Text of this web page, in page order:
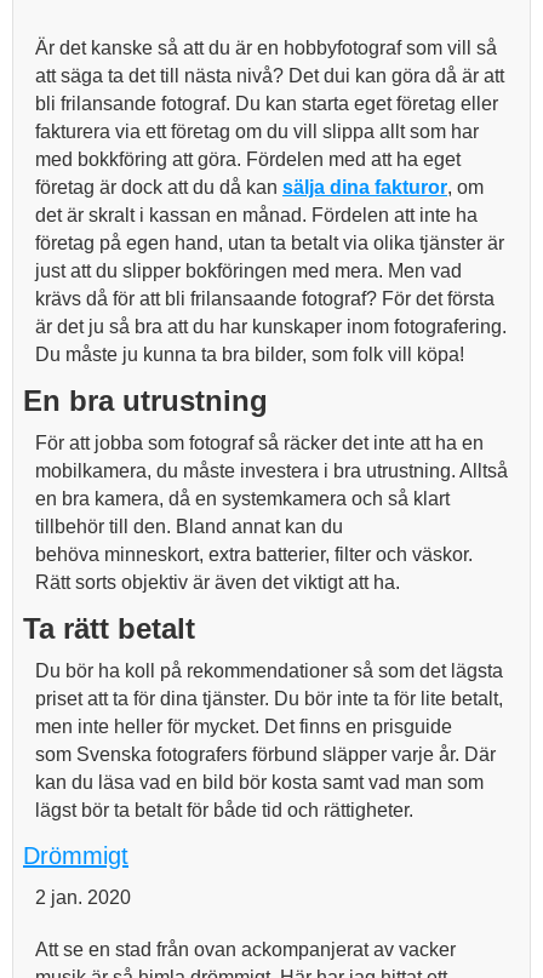
Är det kanske så att du är en hobbyfotograf som vill så
att säga ta det till nästa nivå? Det dui kan göra då är att
bli frilansande fotograf. Du kan starta eget företag eller
fakturera via ett företag om du vill slippa allt som har
med bokkföring att göra. Fördelen med att ha eget
företag är dock att du då kan sälja dina fakturor, om
det är skralt i kassan en månad. Fördelen att inte ha
företag på egen hand, utan ta betalt via olika tjänster är
just att du slipper bokföringen med mera. Men vad
krävs då för att bli frilansaande fotograf? För det första
är det ju så bra att du har kunskaper inom fotografering.
Du måste ju kunna ta bra bilder, som folk vill köpa!
En bra utrustning
För att jobba som fotograf så räcker det inte att ha en
mobilkamera, du måste investera i bra utrustning. Alltså
en bra kamera, då en systemkamera och så klart
tillbehör till den. Bland annat kan du
behöva minneskort, extra batterier, filter och väskor.
Rätt sorts objektiv är även det viktigt att ha.
Ta rätt betalt
Du bör ha koll på rekommendationer så som det lägsta
priset att ta för dina tjänster. Du bör inte ta för lite betalt,
men inte heller för mycket. Det finns en prisguide
som Svenska fotografers förbund släpper varje år. Där
kan du läsa vad en bild bör kosta samt vad man som
lägst bör ta betalt för både tid och rättigheter.
Drömmigt
2 jan. 2020
Att se en stad från ovan ackompanjerat av vacker